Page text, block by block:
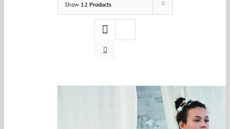
Show 12 Products